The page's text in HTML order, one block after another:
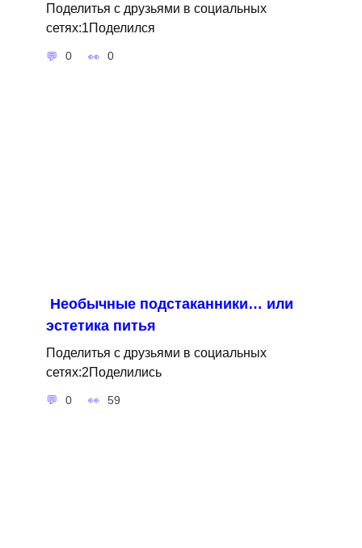
Поделитья с друзьями в социальных
сетях:1Поделился
0 0
Необычные подстаканники… или
эстетика питья
Поделитья с друзьями в социальных
сетях:2Поделились
0 59